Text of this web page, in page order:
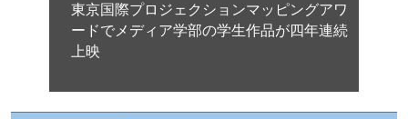
東京国際プロジェクションマッピングアワ
ードでメディア学部の学生作品が四年連続
上映